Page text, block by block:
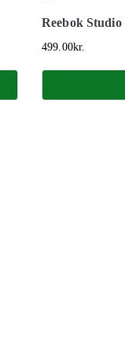
Reebok
499.00kr.